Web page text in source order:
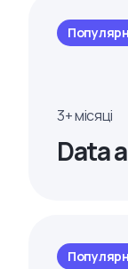
3+ місяці
Data